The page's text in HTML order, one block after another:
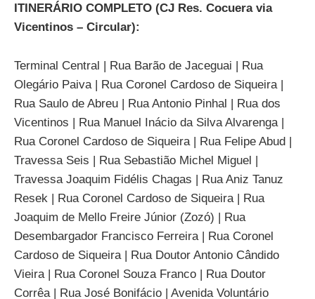
ITINERÁRIO COMPLETO (CJ Res. Cocuera via
Vicentinos – Circular):
Terminal Central | Rua Barão de Jaceguai | Rua
Olegário Paiva | Rua Coronel Cardoso de Siqueira |
Rua Saulo de Abreu | Rua Antonio Pinhal | Rua dos
Vicentinos | Rua Manuel Inácio da Silva Alvarenga |
Rua Coronel Cardoso de Siqueira | Rua Felipe Abud |
Travessa Seis | Rua Sebastião Michel Miguel |
Travessa Joaquim Fidélis Chagas | Rua Aniz Tanuz
Resek | Rua Coronel Cardoso de Siqueira | Rua
Joaquim de Mello Freire Júnior (Zozó) | Rua
Desembargador Francisco Ferreira | Rua Coronel
Cardoso de Siqueira | Rua Doutor Antonio Cândido
Vieira | Rua Coronel Souza Franco | Rua Doutor
Corrêa | Rua José Bonifácio | Avenida Voluntário